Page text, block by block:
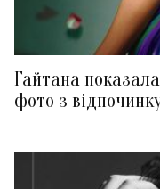
Гайтана
фото з